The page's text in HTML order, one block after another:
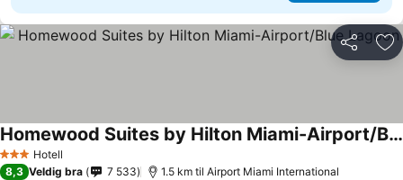
Del
3 StjernerHotell
Homewood Suites by Hilton Miami-Airport/Blue Lagoon
8,3 Veldig bra 7 533 1.5 km til Airport Miami International